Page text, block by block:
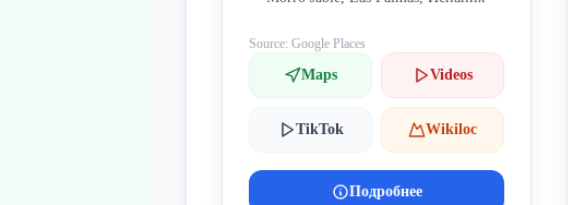
Source: Google Places
Maps Videos
TikTok Wikiloc
Подробнее